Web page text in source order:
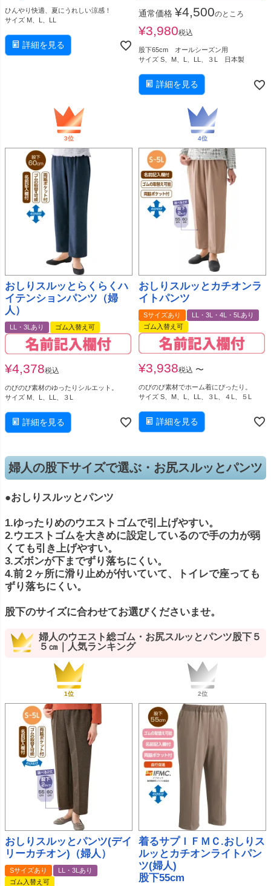
ひんやり快適、夏にうれしい涼感！
サイズ M、L、LL
詳細を見る
通常価格 ¥4,500のところ
¥3,980税込
股下65cm オールシーズン用
サイズ S、M、L、LL、３L 日本製
詳細を見る
おしりスルッとらくらくハ
イテンションパンツ（婦
人）
LL・3Lあり ゴム入替え可
¥4,378税込
のびのび素材のゆったりシルエット。
サイズ M、L、LL、３L
詳細を見る
おしりスルッとカチオンラ
イトパンツ
Sサイズあり
LL・3L・4L・5Lあり
ゴム入替え可
¥3,938税込 〜
のびのび素材でホーム着にぴったり。
サイズ S、M、L、LL、３L、４L、５L
詳細を見る
婦人の股下サイズで選ぶ・お尻スルッとパンツ
●おしりスルッとパンツ
1.ゆったりめのウエストゴムで引上げやすい。
2.ウエストゴムを大きめに設定しているので手の力が弱
くても引き上げやすい。
3.ズボンが下までずり落ちにくい。
4.前２ヶ所に滑り止めが付いていて、トイレで座っても
ずり落ちにくい。
股下のサイズに合わせてお選びくださいませ。
婦人のウエスト総ゴム・お尻スルッとパンツ股下５
５㎝｜人気ランキング
おしりスルッとパンツ(デイ
リーカチオン)（婦人）
Sサイズあり
LL・3Lあり
ゴム入替え可
着るサプＩＦＭＣ.おしりス
ルッとカチオンライトパン
ツ(婦人)
股下55cm